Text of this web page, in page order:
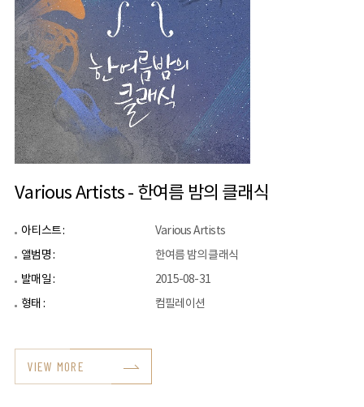
Various Artists - 한여름 밤의 클래식
아티스트 :
Various Artists
앨범명 :
한여름 밤의 클래식
발매일 :
2015-08-31
형태 :
컴필레이션
VIEW MORE